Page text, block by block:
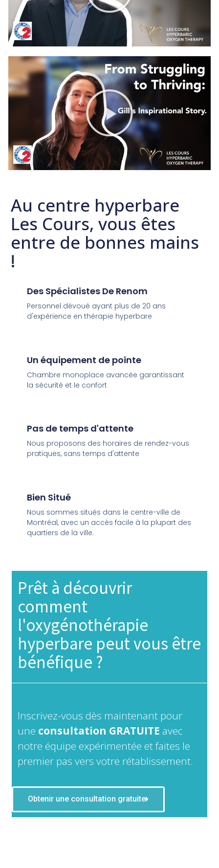
Au centre hyperbare
Les Cours, vous êtes
entre de bonnes mains
!
Des Spécialistes De Renom
Personnel dévoué ayant plus de 20 ans
d'expérience en thérapie hyperbare
Un équipement de pointe
Chambre monoplace avancée garantissant
la sécurité et le confort
Pas de temps d'attente
Nous proposons des horaires de rendez-vous
pratiques, sans temps d'attente
Bien Situé
Nous sommes situés dans le centre-ville de
Montréal, avec un accès facile à la plupart des
quartiers de la ville.
Prêt à découvrir
comment
l'oxygénothérapie
hyperbare peut vous être
bénéfique ?
Inscrivez-vous dès maintenant pour
une consultation GRATUITE avec
notre équipe expérimentée et faites le
premier pas vers votre rétablissement.
Obtenir une consultation gratuite